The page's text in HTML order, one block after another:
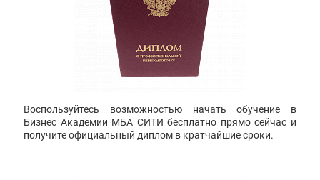
Воспользуйтесь возможностью начать обучение в
Бизнес Академии МБА СИТИ бесплатно прямо сейчас и
получите официальный диплом в кратчайшие сроки.